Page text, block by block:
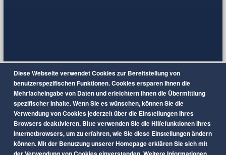
Diese Webseite verwendet Cookies zur Bereitstellung von
benutzerspezifischen Funktionen. Cookies ersparen Ihnen die
Mehrfacheingabe von Daten und erleichtern Ihnen die Übermittlung
spezifischer Inhalte. Wenn Sie es wünschen, können Sie die
Verwendung von Cookies jederzeit über die Einstellungen Ihres
Browsers deaktivieren. Bitte verwenden Sie die Hilfefunktionen Ihres
Internetbrowsers, um zu erfahren, wie Sie diese Einstellungen ändern
können. Mit der Benutzung unserer Homepage erklären Sie sich mit